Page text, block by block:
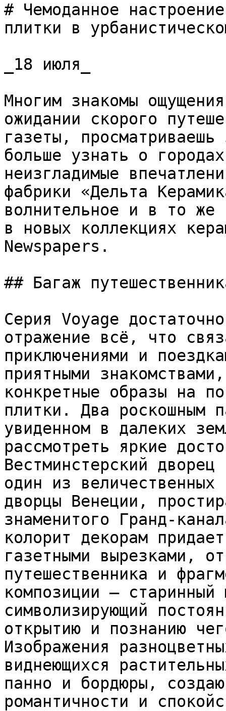
# Чемоданное
плитки в
_18 июля_
Многим знакомы
ожидании скорого
газеты,
больше узнать о
неизгладимые
фабрики «Дельта
волнительное и в то же
в новых коллекциях
Newspapers.
## Багаж
Серия Voyage
отражение всё, что
приключениями и
приятными
конкретные образы на
плитки. Два роскошным
увиденном в далеких
рассмотреть яркие
Вестминстерский
один из
дворцы Венеции,
знаменитого Гранд-
колорит декорам
газетными вырезками,
путешественника и
композиции –
символизирующий
открытию и познанию
Изображения
виднеющихся
панно и бордюры,
романтичности и